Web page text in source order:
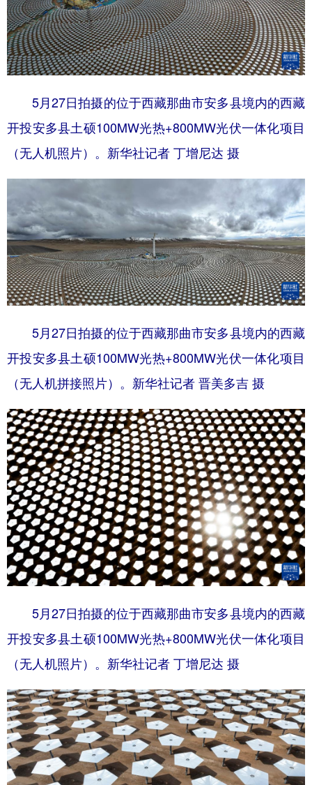
5月27日拍摄的位于西藏那曲市安多县境内的西藏
开投安多县土硕100MW光热+800MW光伏一体化项目
（无人机照片）。新华社记者 丁增尼达 摄
5月27日拍摄的位于西藏那曲市安多县境内的西藏
开投安多县土硕100MW光热+800MW光伏一体化项目
（无人机拼接照片）。新华社记者 晋美多吉 摄
5月27日拍摄的位于西藏那曲市安多县境内的西藏
开投安多县土硕100MW光热+800MW光伏一体化项目
（无人机照片）。新华社记者 丁增尼达 摄